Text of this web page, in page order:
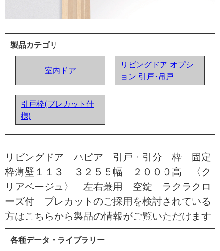
製品カテゴリ
室内ドア
リビングドア オプシ
ョン 引戸･吊戸
引戸枠(プレカット仕
様)
リビングドア ハピア 引戸・引分 枠 固定
枠薄壁１１３ ３２５５幅 ２０００高 〈ク
リアベージュ〉 左右兼用 空錠 ラクラクロ
ーズ付 プレカットのご採用を検討されている
方はこちらから製品の情報がご覧いただけます
各種データ・ライブラリー